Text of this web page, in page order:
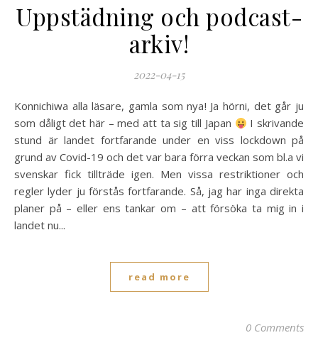
Uppstädning och podcast-
arkiv!
2022-04-15
Konnichiwa alla läsare, gamla som nya! Ja hörni, det går ju
som dåligt det här – med att ta sig till Japan
I skrivande
stund är landet fortfarande under en viss lockdown på
grund av Covid-19 och det var bara förra veckan som bl.a vi
svenskar fick tillträde igen. Men vissa restriktioner och
regler lyder ju förstås fortfarande. Så, jag har inga direkta
planer på – eller ens tankar om – att försöka ta mig in i
landet nu...
read more
0 Comments